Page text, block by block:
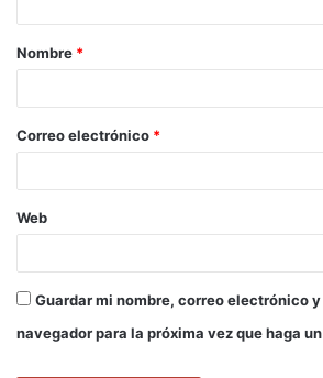
a
r
*
Nombre *
Correo electrónico *
Web
Guardar mi nombre, correo electrónico
navegador para la próxima vez que haga